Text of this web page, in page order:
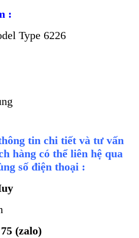
:
Type 6226
tin chi tiết và tư vấn
hàng có thể liên hệ qua
số điện thoại :
(zalo)